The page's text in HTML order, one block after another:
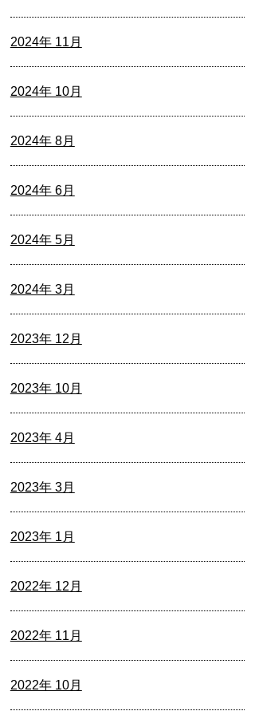
2024年 11月
2024年 10月
2024年 8月
2024年 6月
2024年 5月
2024年 3月
2023年 12月
2023年 10月
2023年 4月
2023年 3月
2023年 1月
2022年 12月
2022年 11月
2022年 10月